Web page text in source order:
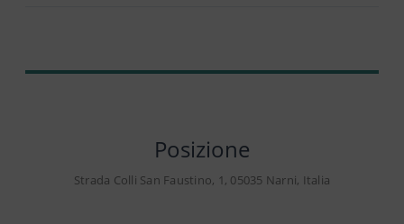
Posizione
Strada Colli San Faustino, 1, 05035 Narni, Italia